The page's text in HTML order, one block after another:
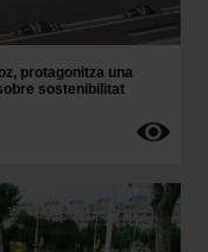
protagonitza una
sostenibilitat